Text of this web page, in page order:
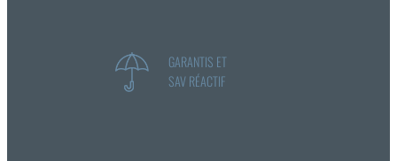
GARANTIS ET
SAV RÉACTIF